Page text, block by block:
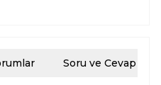
Soru ve Cevap